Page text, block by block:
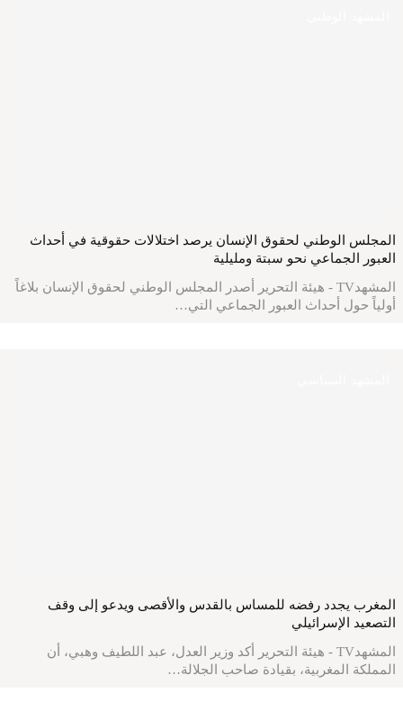
المجلس الوطني لحقوق الإنسان يرصد اختلالات حقوقية في أحداث
العبور الجماعي نحو سبتة ومليلية
المشهدTV - هيئة التحرير أصدر المجلس الوطني لحقوق الإنسان بلاغاً
أولياً حول أحداث العبور الجماعي التي…
المغرب يجدد رفضه للمساس بالقدس والأقصى ويدعو إلى وقف
التصعيد الإسرائيلي
المشهدTV - هيئة التحرير أكد وزير العدل، عبد اللطيف وهبي، أن
المملكة المغربية، بقيادة صاحب الجلالة…